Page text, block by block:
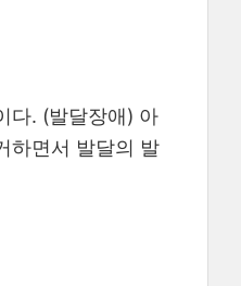
다. (발달장애) 아
하면서 발달의 발